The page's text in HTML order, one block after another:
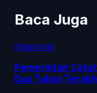
Baca Juga
Nasional
Pemerintah
Dua Tahun